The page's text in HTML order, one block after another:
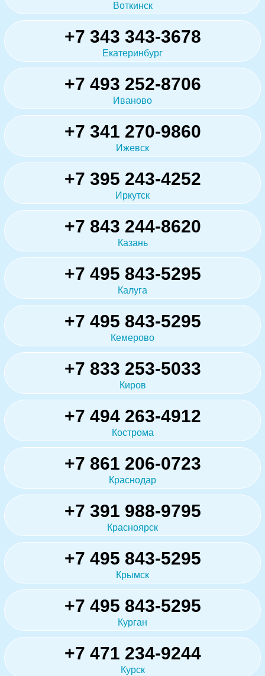
Воткинск
+7 343 343-3678
Екатеринбург
+7 493 252-8706
Иваново
+7 341 270-9860
Ижевск
+7 395 243-4252
Иркутск
+7 843 244-8620
Казань
+7 495 843-5295
Калуга
+7 495 843-5295
Кемерово
+7 833 253-5033
Киров
+7 494 263-4912
Кострома
+7 861 206-0723
Краснодар
+7 391 988-9795
Красноярск
+7 495 843-5295
Крымск
+7 495 843-5295
Курган
+7 471 234-9244
Курск